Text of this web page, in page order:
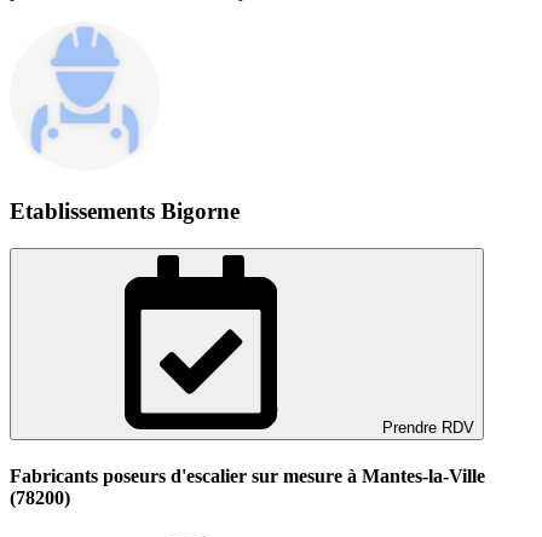
Etablissements Bigorne
Prendre RDV
Fabricants poseurs d'escalier sur mesure à Mantes-la-Ville
(78200)